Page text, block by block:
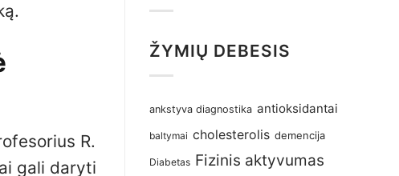
R.
gali daryti
ŽYMIŲ DEBESIS
ankstyva diagnostika antioksidantai
baltymai cholesterolis demencija
Diabetas Fizinis aktyvumas